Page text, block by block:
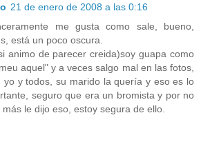
21 de enero de 2008 a las 0:16
me gusta como sale, bueno,
está un poco oscura.
animo de parecer creida)soy guapa como
aquel" y a veces salgo mal en las fotos,
yo y todos, su marido la quería y eso es lo
seguro que era un bromista y por no
le dijo eso, estoy segura de ello.